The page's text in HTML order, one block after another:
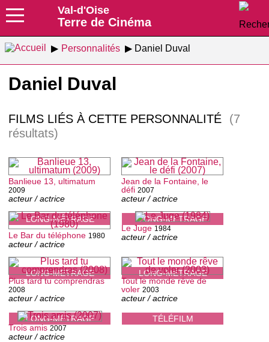
Val-d'Oise
Terre de Cinéma
Personnalités Daniel Duval
Daniel Duval
FILMS LIÉS À CETTE PERSONNALITÉ
(7
résultats)
LONG-MÉTRAGE
Banlieue 13, ultimatum
2009
acteur / actrice
LONG-MÉTRAGE
Jean de la Fontaine, le
défi 2007
acteur / actrice
LONG-MÉTRAGE
Le Bar du téléphone 1980
acteur / actrice
LONG-MÉTRAGE
Le Juge 1984
acteur / actrice
LONG-MÉTRAGE
Plus tard tu comprendras
2008
acteur / actrice
TÉLÉFILM
Tout le monde rêve de
voler 2003
acteur / actrice
Trois amis 2007
acteur / actrice